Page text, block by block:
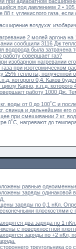
под давлением 2 •
г. углекислого газа,
воздуха:
2 молей аргона
сообщили 3116 Дж
была затрачена
работу совершает газ?
изобарном нагревании
при изотермическом
25% теплоты, полученной
которого 0,4. Каков
Карно, к.п.д.
работу 1000 Дж.
воды от 0 до 100˚С и
свинца и дальнейшем его
при смешивании 2 кг.
0˚С, нагревают до
равные
заряды одинаковой
заряды по 0,1 нКл.
плоскостями с
два заряда по 1
с поверхностной
заряды по +2
треугольника